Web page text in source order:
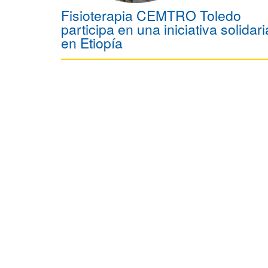
Fisioterapia CEMTRO Toledo
participa en una iniciativa
en Etiopía